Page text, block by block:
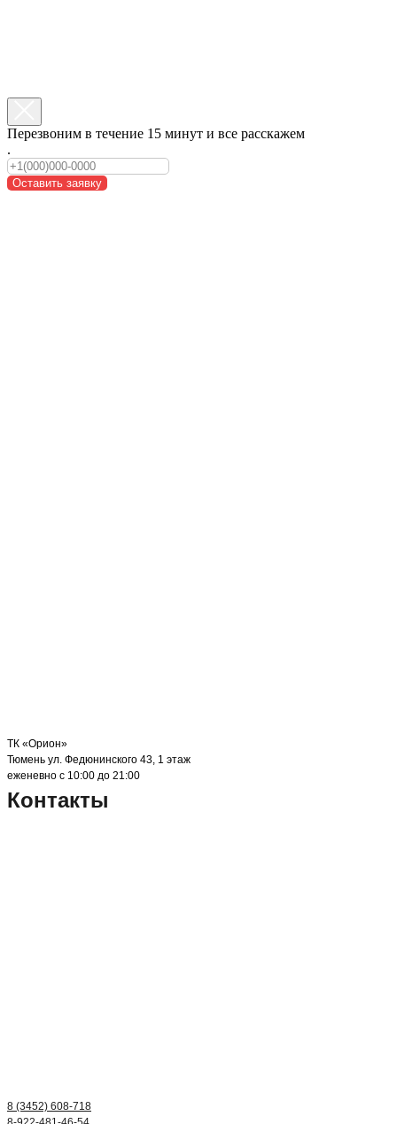
ТК «Орион»
Тюмень ул. Федюнинского 43, 1 этаж
еженевно с 10:00 до 21:00
Контакты
8 (3452) 608-718
Перезвоним в течение 15 минут и все расскажем
.
Оставить заявку